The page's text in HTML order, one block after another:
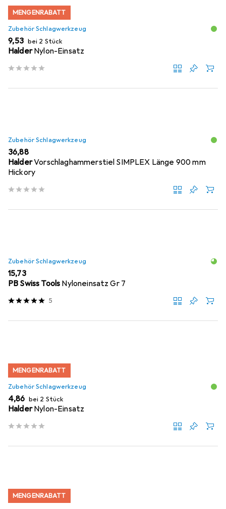
MENGENRABATT
Zubehör Schlagwerkzeug
EUR
9,53 bei 2 Stück
Halder Nylon-Einsatz
Zubehör Schlagwerkzeug
EUR
36,88
HalderVorschlaghammerstiel SIMPLEX Länge 900 mm
Hickory
Zubehör Schlagwerkzeug
EUR
15,73
PB Swiss Tools Nyloneinsatz Gr 7
5
MENGENRABATT
Zubehör Schlagwerkzeug
EUR
4,86 bei 2 Stück
Halder Nylon-Einsatz
MENGENRABATT